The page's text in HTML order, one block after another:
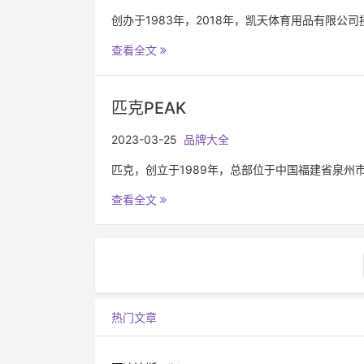
创办于1983年，2018年，凯天体育用品有限公司
查看全文
匹克PEAK
2023-03-25 品牌大全
匹克，创立于1989年，总部位于中国福建省泉州
查看全文
热门文章